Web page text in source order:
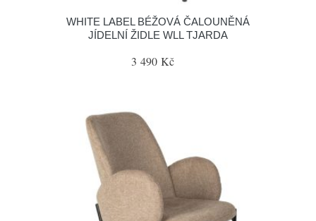
WHITE LABEL BÉŽOVÁ ČALOUNĚNÁ
JÍDELNÍ ŽIDLE WLL TJARDA
3 490 Kč